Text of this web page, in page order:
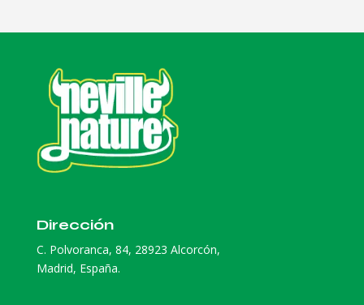
Dirección
C. Polvoranca, 84, 28923 Alcorcón,
Madrid, España.